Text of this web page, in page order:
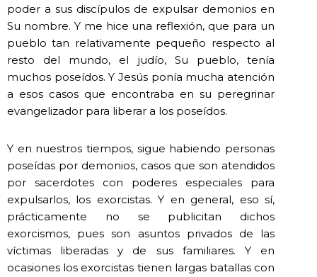
poder a sus discípulos de expulsar demonios en
Su nombre. Y me hice una reflexión, que para un
pueblo tan relativamente pequeño respecto al
resto del mundo, el judío, Su pueblo, tenía
muchos poseídos. Y Jesús ponía mucha atención
a esos casos que encontraba en su peregrinar
evangelizador para liberar a los poseídos.
Y en nuestros tiempos, sigue habiendo personas
poseídas por demonios, casos que son atendidos
por sacerdotes con poderes especiales para
expulsarlos, los exorcistas. Y en general, eso sí,
prácticamente no se publicitan dichos
exorcismos, pues son asuntos privados de las
víctimas liberadas y de sus familiares. Y en
ocasiones los exorcistas tienen largas batallas con